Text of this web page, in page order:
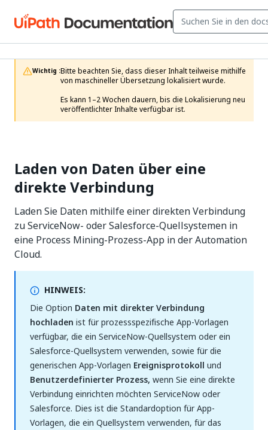
Wichtig :Bitte beachten Sie, dass dieser Inhalt teilweise mithilfe
von maschineller Übersetzung lokalisiert wurde.
Es kann 1–2 Wochen dauern, bis die Lokalisierung neu
veröffentlichter Inhalte verfügbar ist.
Laden von Daten über eine
direkte Verbindung
Laden Sie Daten mithilfe einer direkten Verbindung
zu ServiceNow- oder Salesforce-Quellsystemen in
eine Process Mining-Prozess-App in der Automation
Cloud.
HINWEIS:
Die Option Daten mit direkter Verbindung
hochladen ist für prozessspezifische App-Vorlagen
verfügbar, die ein ServiceNow-Quellsystem oder ein
Salesforce-Quellsystem verwenden, sowie für die
generischen App-Vorlagen Ereignisprotokoll und
Benutzerdefinierter Prozess, wenn Sie eine direkte
Verbindung einrichten möchten ServiceNow oder
Salesforce. Dies ist die Standardoption für App-
Vorlagen, die ein Quellsystem verwenden, für das